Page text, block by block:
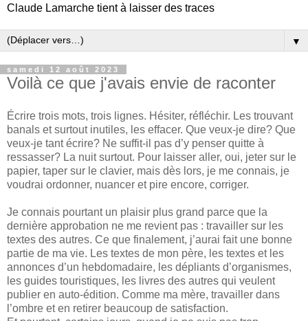
Claude Lamarche tient à laisser des traces
▼
samedi 12 août 2023
Voilà ce que j'avais envie de raconter
Écrire trois mots, trois lignes. Hésiter, réfléchir. Les trouvant
banals et surtout inutiles, les effacer. Que veux-je dire? Que
veux-je tant écrire? Ne suffit-il pas d’y penser quitte à
ressasser? La nuit surtout. Pour laisser aller, oui, jeter sur le
papier, taper sur le clavier, mais dès lors, je me connais, je
voudrai ordonner, nuancer et pire encore, corriger.
Je connais pourtant un plaisir plus grand parce que la
dernière approbation ne me revient pas : travailler sur les
textes des autres. Ce que finalement, j’aurai fait une bonne
partie de ma vie. Les textes de mon père, les textes et les
annonces d’un hebdomadaire, les dépliants d’organismes,
les guides touristiques, les livres des autres qui veulent
publier en auto-édition. Comme ma mère, travailler dans
l’ombre et en retirer beaucoup de satisfaction.